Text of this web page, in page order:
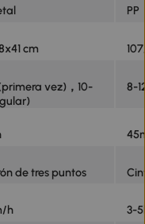
PP
cm
vez)，10-
8-
de tres puntos
h
3-